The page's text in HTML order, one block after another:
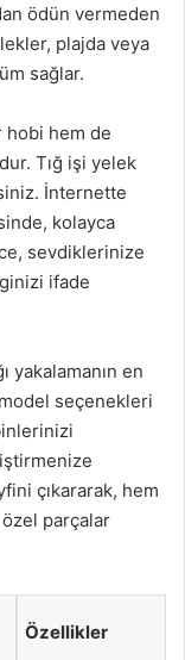
ödün vermeden
plajda veya
sağlar.
hobi hem de
Tığ işi yelek
İnternette
kolayca
sevdiklerinize
ifade
yakalamanın en
seçenekleri
çıkararak, hem
parçalar
Özellikler